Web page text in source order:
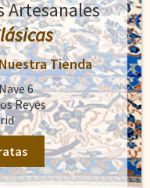
es:
2.200,00€.
Tienda
6
Reyes